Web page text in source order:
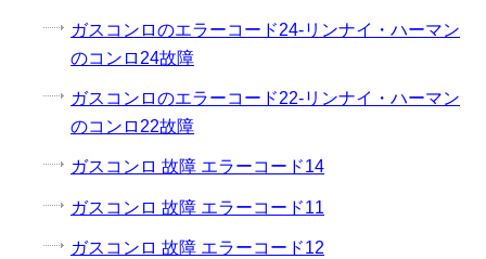
ガスコンロのエラーコード24-リンナイ・ハーマン
のコンロ24故障
ガスコンロのエラーコード22-リンナイ・ハーマン
のコンロ22故障
ガスコンロ 故障 エラーコード14
ガスコンロ 故障 エラーコード11
ガスコンロ 故障 エラーコード12